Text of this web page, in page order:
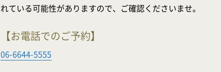
れている可能性がありますので、ご確認くださいませ。
【お電話でのご予約】
06-6644-5555